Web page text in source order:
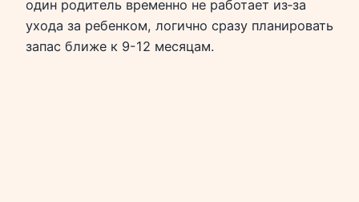
один родитель временно не работает из‑за
ухода за ребенком, логично сразу планировать
запас ближе к 9-12 месяцам.